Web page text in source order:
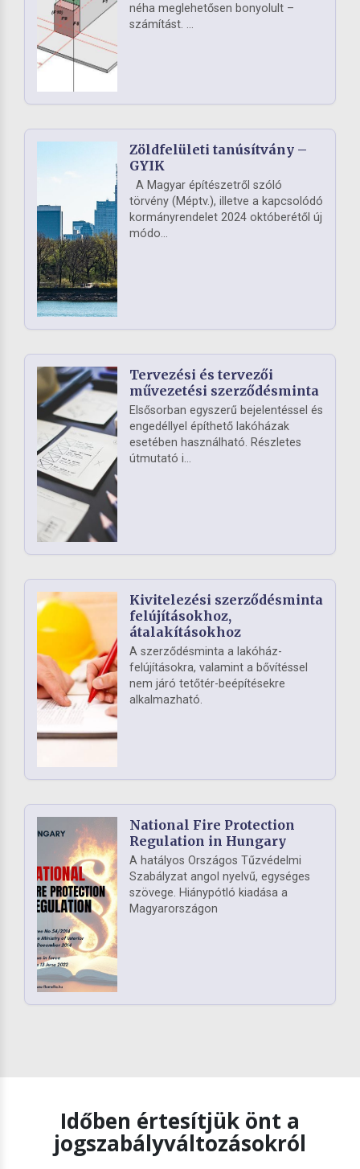
néha meglehetősen bonyolult –
számítást. ...
Zöldfelületi tanúsítvány –
GYIK
A Magyar építészetről szóló
törvény (Méptv.), illetve a kapcsolódó
kormányrendelet 2024 októberétől új
módo...
Tervezési és tervezői
művezetési szerződésminta
Elsősorban egyszerű bejelentéssel és
engedéllyel építhető lakóházak
esetében használható. Részletes
útmutató i...
Kivitelezési szerződésminta
felújításokhoz,
átalakításokhoz
A szerződésminta a lakóház-
felújításokra, valamint a bővítéssel
nem járó tetőtér-beépítésekre
alkalmazható.
National Fire Protection
Regulation in Hungary
A hatályos Országos Tűzvédelmi
Szabályzat angol nyelvű, egységes
szövege. Hiánypótló kiadása a
Magyarországon
Időben értesítjük önt a
jogszabályváltozásokról